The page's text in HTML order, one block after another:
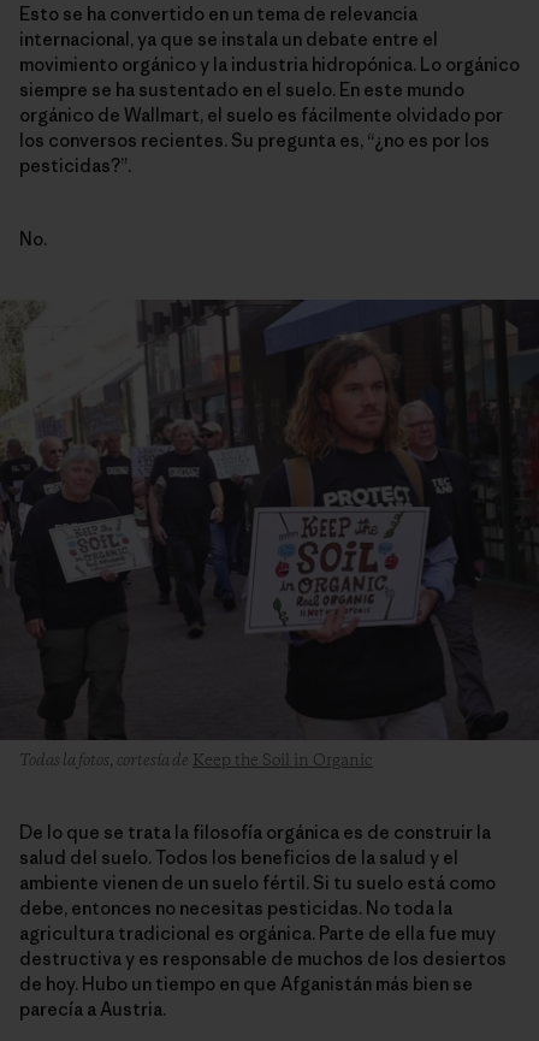
Esto se ha convertido en un tema de relevancia
internacional, ya que se instala un debate entre el
movimiento orgánico y la industria hidropónica. Lo orgánico
siempre se ha sustentado en el suelo. En este mundo
orgánico de Wallmart, el suelo es fácilmente olvidado por
los conversos recientes. Su pregunta es, “¿no es por los
pesticidas?”.
No.
Todas la fotos, cortesía de Keep the Soil in Organic
De lo que se trata la filosofía orgánica es de construir la
salud del suelo. Todos los beneficios de la salud y el
ambiente vienen de un suelo fértil. Si tu suelo está como
debe, entonces no necesitas pesticidas. No toda la
agricultura tradicional es orgánica. Parte de ella fue muy
destructiva y es responsable de muchos de los desiertos
de hoy. Hubo un tiempo en que Afganistán más bien se
parecía a Austria.